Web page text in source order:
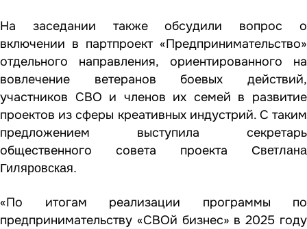
На заседании также обсудили вопрос о
включении в партпроект «Предпринимательство»
отдельного направления, ориентированного на
вовлечение ветеранов боевых действий,
участников СВО и членов их семей в развитие
проектов из сферы креативных индустрий. С таким
предложением выступила секретарь
общественного совета проекта Светлана
Гиляровская.
«По итогам реализации программы по
предпринимательству «СВОй бизнес» в 2025 году